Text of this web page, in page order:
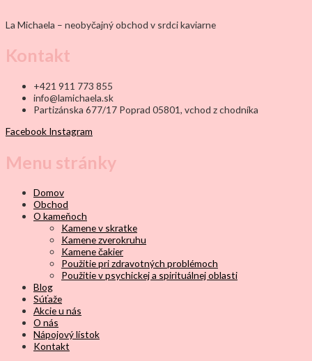
La Michaela – neobyčajný obchod v srdci kaviarne
Kontakt
+421 911 773 855
info@lamichaela.sk
Partizánska 677/17 Poprad 05801, vchod z chodníka
Facebook Instagram
Menu stránky
Domov
Obchod
O kameňoch
Kamene v skratke
Kamene zverokruhu
Kamene čakier
Použitie pri zdravotných problémoch
Použitie v psychickej a spirituálnej oblasti
Blog
Súťaže
Akcie u nás
O nás
Nápojový lístok
Kontakt